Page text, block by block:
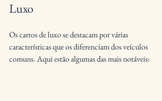
Luxo
Os carros de luxo se destacam por várias
características que os diferenciam dos veículos
comuns. Aqui estão algumas das mais notáveis: